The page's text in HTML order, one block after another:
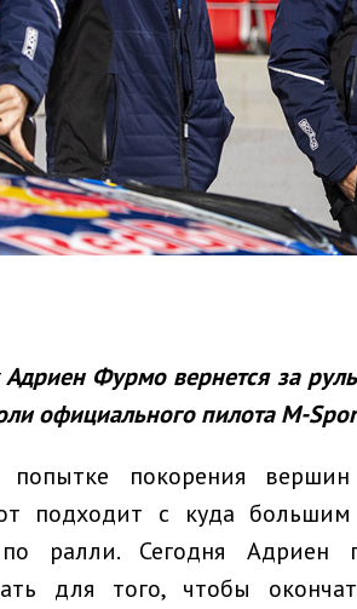
Фурмо вернется за
официального пилотаM-
покорения
подходит с куда
по ралли. Сегодня Адриен
для того, чтобы